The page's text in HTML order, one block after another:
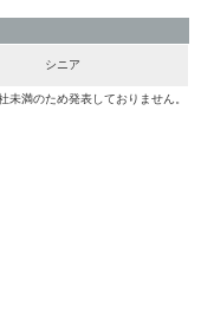
シニア
満のため発表しておりません。